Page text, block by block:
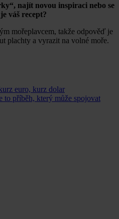
najít novou inspiraci nebo se
váš recept?
mořeplavcem, takže odpověď je
plachty a vyrazit na volné moře.